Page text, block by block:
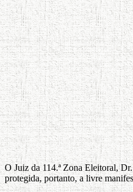
O Juiz da 114.ª Zona Eleitoral,
protegida, portanto, a livre